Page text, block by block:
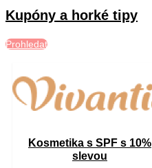
Kupóny a horké tipy
Prohledat
Kosmetika s SPF s 10%
slevou